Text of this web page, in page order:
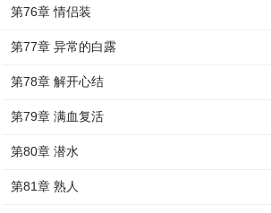
第76章 情侣装
第77章 异常的白露
第78章 解开心结
第79章 满血复活
第80章 潜水
第81章 熟人